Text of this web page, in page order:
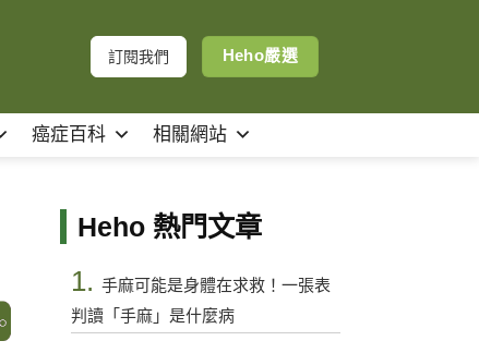
訂閱我們 Heho嚴選
癌症百科 相關網站
Heho 熱門文章
1. 手麻可能是身體在求救！一張表
判讀「手麻」是什麼病